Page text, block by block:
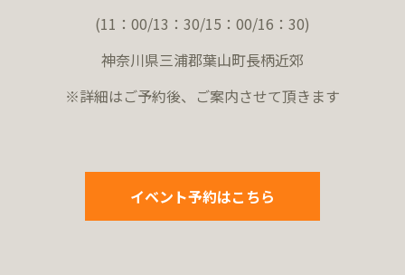
(11：00/13：30/15：00/16：30)
神奈川県三浦郡葉山町長柄近郊
※詳細はご予約後、ご案内させて頂きます
イベント予約はこちら